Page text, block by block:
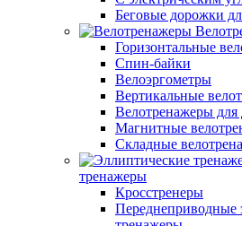
Беговые дорожки
Горизонтальные
Спин-байки
Велоэргометры
Вертикальные
Велотренажеры для
Магнитные
Складные
тренажеры
Кросстренеры
Переднеприводные